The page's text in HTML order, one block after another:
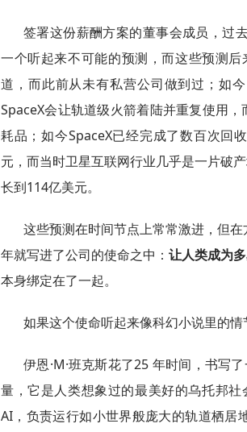
签署这份薪酬方案的董事会成员，过
一个听起来不可能的预测，而这些预测
道，而此前从未有私营公司做到过；如
SpaceX会让轨道级火箭着陆并重复使用
耗品；如今SpaceX已经完成了数百次回
元，而当时卫星互联网行业几乎是一片破
长到114亿美元。
这些预测在时间节点上常常激进，但
年就写进了公司的使命之中： 让人类成为多
本身绑定在了一起。
如果这个使命听起来像科幻小说里的情
伊恩·M·班克斯花了25 年时间，书写
量，它是人类想象过的最美好的乌托邦社
AI，负责运行如小世界般庞大的轨道栖居